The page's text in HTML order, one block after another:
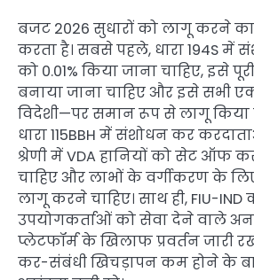
बजट 2026 सुधारों को लागू करने का
करता है। सबसे पहले, धारा 194S में
को 0.01% किया जाना चाहिए, इसे
बनाया जाना चाहिए और इसे सभी
विदेशी—पर समान रूप से लागू किया
धारा 115BBH में संशोधन कर
श्रेणी में VDA हानियों को सेट ऑफ
चाहिए और लाभों के वर्गीकरण के
लागू करने चाहिए। साथ ही, FIU-IND
उपयोगकर्ताओं को सेवा देने वाले
प्लेटफॉर्म के खिलाफ प्रवर्तन जारी
कर-संबंधी खिचड़ापन कम होने के